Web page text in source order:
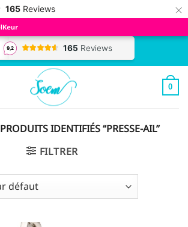
165 Reviews ×
0
PRODUITS IDENTIFIÉS “PRESSE-AIL”
FILTRER